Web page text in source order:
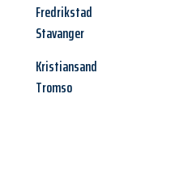
Fredrikstad
Stavanger
Kristiansand
Tromso